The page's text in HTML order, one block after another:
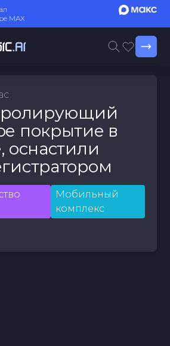
MAX
покрытие в
оснастили
Мобильный
комплекс